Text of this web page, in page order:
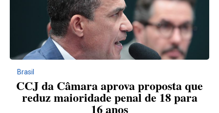
Brasil
CCJ da Câmara aprova proposta que
reduz maioridade penal de 18 para
16 anos